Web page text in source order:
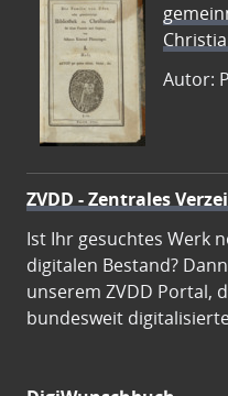
Autor:
ZVDD - Zentrales
Ist Ihr gesuchtes Werk
digitalen Bestand?
unserem ZVDD Portal,
bundesweit